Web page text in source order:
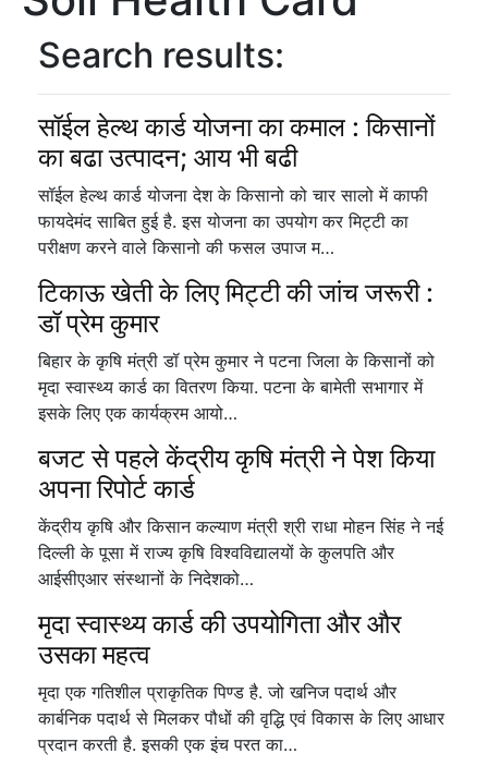
Search results:
सॉईल हेल्थ कार्ड योजना का कमाल : किसानों
का बढा उत्पादन; आय भी बढी
सॉईल हेल्थ कार्ड योजना देश के किसानो को चार सालो में काफी
फायदेमंद साबित हुई है. इस योजना का उपयोग कर मिट्टी का
परीक्षण करने वाले किसानो की फसल उपाज म…
टिकाऊ खेती के लिए मिट्टी की जांच जरूरी :
डॉ प्रेम कुमार
बिहार के कृषि मंत्री डॉ प्रेम कुमार ने पटना जिला के किसानों को
मृदा स्वास्थ्य कार्ड का वितरण किया. पटना के बामेती सभागार में
इसके लिए एक कार्यक्रम आयो…
बजट से पहले केंद्रीय कृषि मंत्री ने पेश किया
अपना रिपोर्ट कार्ड
केंद्रीय कृषि और किसान कल्याण मंत्री श्री राधा मोहन सिंह ने नई
दिल्ली के पूसा में राज्य कृषि विश्वविद्यालयों के कुलपति और
आईसीएआर संस्थानों के निदेशको…
मृदा स्वास्थ्य कार्ड की उपयोगिता और और
उसका महत्व
मृदा एक गतिशील प्राकृतिक पिण्ड है. जो खनिज पदार्थ और
कार्बनिक पदार्थ से मिलकर पौधों की वृद्धि एवं विकास के लिए आधार
प्रदान करती है. इसकी एक इंच परत का…